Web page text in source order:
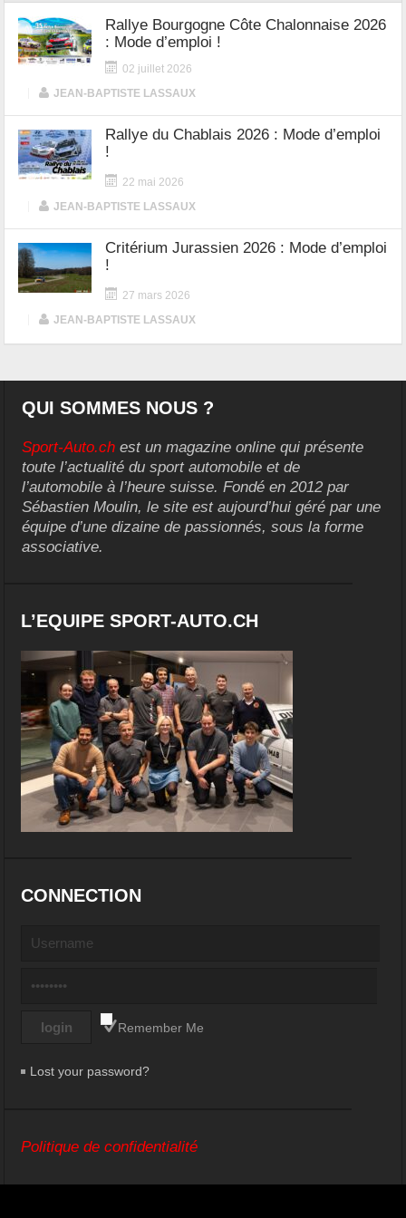
Rallye Bourgogne Côte Chalonnaise 2026
: Mode d’emploi !
02 juillet 2026
JEAN-BAPTISTE LASSAUX
Rallye du Chablais 2026 : Mode d’emploi
!
22 mai 2026
JEAN-BAPTISTE LASSAUX
Critérium Jurassien 2026 : Mode d’emploi
!
27 mars 2026
JEAN-BAPTISTE LASSAUX
QUI SOMMES NOUS ?
Sport-Auto.ch est un magazine online qui présente
toute l’actualité du sport automobile et de
l’automobile à l’heure suisse. Fondé en 2012 par
Sébastien Moulin, le site est aujourd’hui géré par une
équipe d’une dizaine de passionnés, sous la forme
associative.
L’EQUIPE SPORT-AUTO.CH
CONNECTION
Remember Me
Lost your password?
Politique de confidentialité